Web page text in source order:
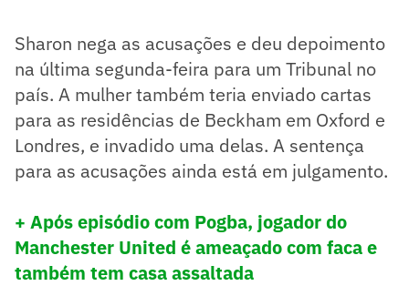
Sharon nega as acusações e deu depoimento
na última segunda-feira para um Tribunal no
país. A mulher também teria enviado cartas
para as residências de Beckham em Oxford e
Londres, e invadido uma delas. A sentença
para as acusações ainda está em julgamento.
+ Após episódio com Pogba, jogador do
Manchester United é ameaçado com faca e
também tem casa assaltada